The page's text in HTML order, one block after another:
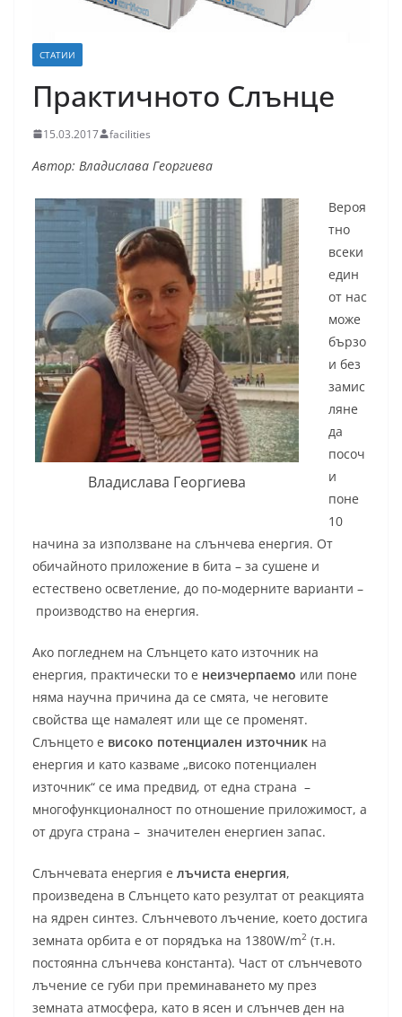
СТАТИИ
Практичното Слънце
15.03.2017 facilities
Автор: Владислава Георгиева
Владислава Георгиева
Вероя
тно
всеки
един
от нас
може
бързо
и без
замис
ляне
да
посоч
и
поне
10
начина за използване на слънчева енергия. От
обичайното приложение в бита – за сушене и
естествено осветление, до по-модерните варианти –
производство на енергия.
Ако погледнем на Слънцето като източник на
енергия, практически то е неизчерпаемо или поне
няма научна причина да се смята, че неговите
свойства ще намалеят или ще се променят.
Слънцето е високо потенциален източник на
енергия и като казваме „високо потенциален
източник“ се има предвид, от една страна –
многофункционалност по отношение приложимост, а
от друга страна – значителен енергиен запас.
Слънчевата енергия е лъчиста енергия,
произведена в Слънцето като резултат от реакцията
на ядрен синтез. Слънчевото лъчение, което достига
земната орбита е от порядъка на 1380W/m2 (т.н.
постоянна слънчева константа). Част от слънчевото
лъчение се губи при преминаването му през
земната атмосфера, като в ясен и слънчев ден на